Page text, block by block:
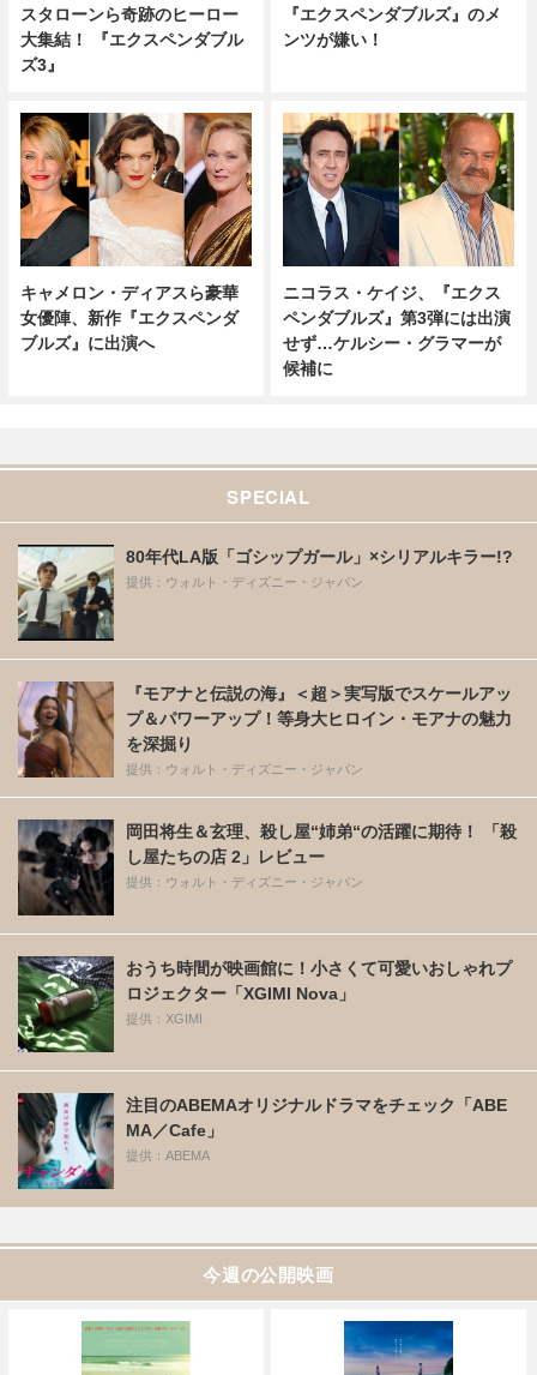
スタローンら奇跡のヒーロー
大集結！ 『エクスペンダブル
ズ3』
『エクスペンダブルズ』のメ
ンツが嫌い！
キャメロン・ディアスら豪華
女優陣、新作『エクスペンダ
ブルズ』に出演へ
ニコラス・ケイジ、『エクス
ペンダブルズ』第3弾には出演
せず…ケルシー・グラマーが
候補に
SPECIAL
80年代LA版「ゴシップガール」×シリアルキラー!?
提供：ウォルト・ディズニー・ジャパン
『モアナと伝説の海』＜超＞実写版でスケールアッ
プ＆パワーアップ！等身大ヒロイン・モアナの魅力
を深掘り
提供：ウォルト・ディズニー・ジャパン
岡田将生＆玄理、殺し屋“姉弟“の活躍に期待！ 「殺
し屋たちの店 2」レビュー
提供：ウォルト・ディズニー・ジャパン
おうち時間が映画館に！小さくて可愛いおしゃれプ
ロジェクター「XGIMI Nova」
提供：XGIMI
注目のABEMAオリジナルドラマをチェック「ABE
MA／Cafe」
提供：ABEMA
今週の公開映画